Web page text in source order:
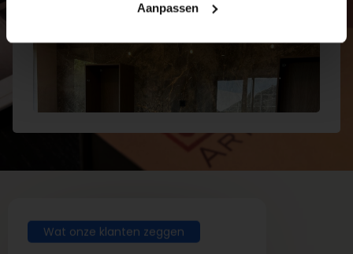
Aanpassen
Wat onze klanten zeggen